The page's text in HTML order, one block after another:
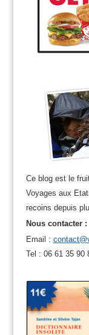
Ce blog est le
Voyages aux
recoins depuis
Nous contacter :
Email :
Tel : 06 61 35 90